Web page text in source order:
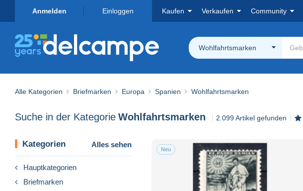
Anmelden Einloggen Kaufen Verkaufen Community
Wohlfahrtsmarken
Alle Kategorien Briefmarken Europa Spanien Wohlfahrtsmarken
Suche in der Kategorie Wohlfahrtsmarken 2.099 Artikel gefunden
Kategorien Alles sehen
Hauptkategorien
Briefmarken
Neu